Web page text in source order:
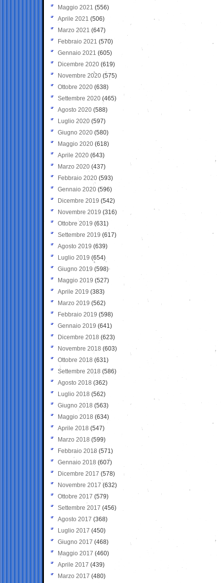
Maggio 2021 (556)
Aprile 2021 (506)
Marzo 2021 (647)
Febbraio 2021 (570)
Gennaio 2021 (605)
Dicembre 2020 (619)
Novembre 2020 (575)
Ottobre 2020 (638)
Settembre 2020(465)
Agosto 2020 (588)
Luglio 2020 (597)
Giugno 2020 (580)
Maggio 2020 (618)
Aprile 2020 (643)
Marzo 2020 (437)
Febbraio 2020 (593)
Gennaio 2020 (596)
Dicembre 2019 (542)
Novembre 2019 (316)
Ottobre 2019 (631)
Settembre 2019 (617)
Agosto 2019 (639)
Luglio 2019 (654)
Giugno 2019 (598)
Maggio 2019 (527)
Aprile 2019 (383)
Marzo 2019 (562)
Febbraio 2019 (598)
Gennaio 2019 (641)
Dicembre 2018 (623)
Novembre 2018 (603)
Ottobre 2018 (631)
Settembre 2018 (586)
Agosto 2018 (362)
Luglio 2018 (562)
Giugno 2018 (563)
Maggio 2018 (634)
Aprile 2018 (547)
Marzo 2018 (599)
Febbraio 2018 (571)
Gennaio 2018 (607)
Dicembre 2017 (578)
Novembre 2017 (632)
Ottobre 2017 (579)
Settembre 2017 (456)
Agosto 2017 (368)
Luglio 2017 (450)
Giugno 2017 (468)
Maggio 2017 (460)
Aprile 2017 (439)
Marzo 2017 (480)